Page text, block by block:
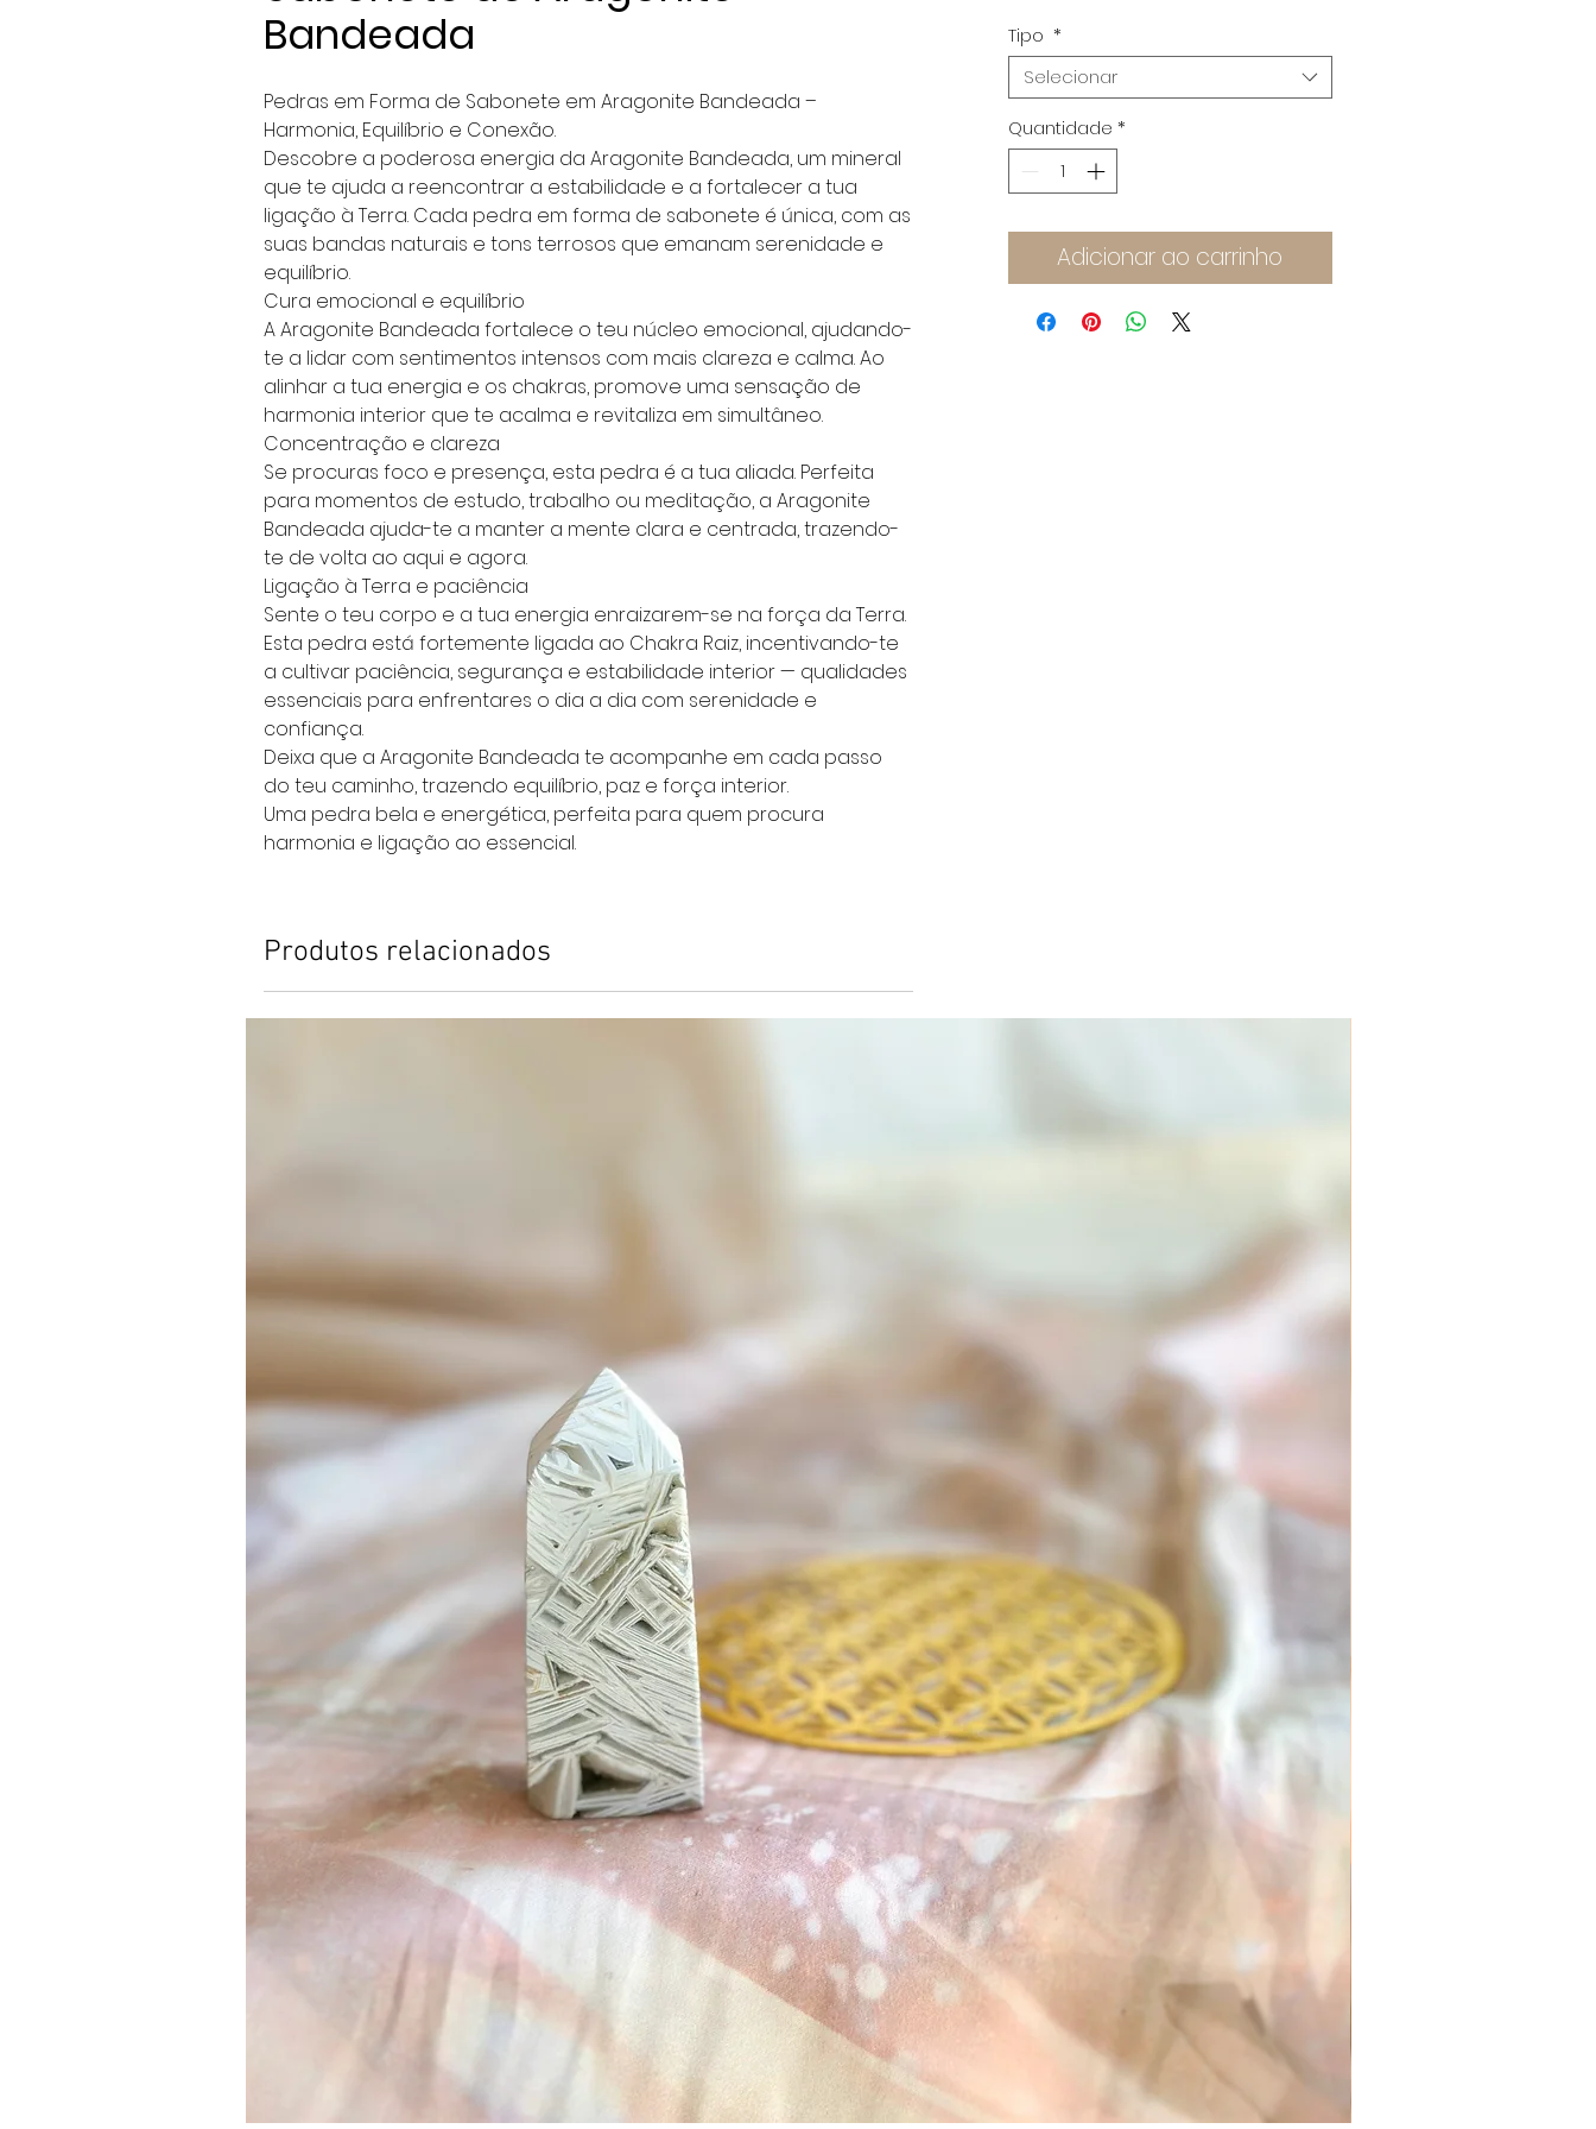
Bandeada
Pedras em Forma de Sabonete em Aragonite Bandeada –
Harmonia, Equilíbrio e Conexão.
Descobre a poderosa energia da Aragonite Bandeada, um mineral
que te ajuda a reencontrar a estabilidade e a fortalecer a tua
ligação à Terra. Cada pedra em forma de sabonete é única, com as
suas bandas naturais e tons terrosos que emanam serenidade e
equilíbrio.
Cura emocional e equilíbrio
A Aragonite Bandeada fortalece o teu núcleo emocional, ajudando-
te a lidar com sentimentos intensos com mais clareza e calma. Ao
alinhar a tua energia e os chakras, promove uma sensação de
harmonia interior que te acalma e revitaliza em simultâneo.
Concentração e clareza
Se procuras foco e presença, esta pedra é a tua aliada. Perfeita
para momentos de estudo, trabalho ou meditação, a Aragonite
Bandeada ajuda-te a manter a mente clara e centrada, trazendo-
te de volta ao aqui e agora.
Ligação à Terra e paciência
Sente o teu corpo e a tua energia enraizarem-se na força da Terra.
Esta pedra está fortemente ligada ao Chakra Raiz, incentivando-te
a cultivar paciência, segurança e estabilidade interior — qualidades
essenciais para enfrentares o dia a dia com serenidade e
confiança.
Deixa que a Aragonite Bandeada te acompanhe em cada passo
do teu caminho, trazendo equilíbrio, paz e força interior.
Uma pedra bela e energética, perfeita para quem procura
harmonia e ligação ao essencial.
Tipo *
Selecionar
Quantidade *
Adicionar ao carrinho
Produtos relacionados